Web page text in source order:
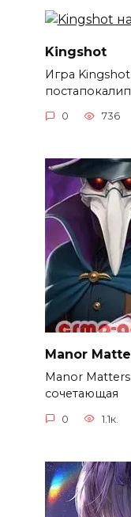
Kingshot
Игра
0 736
Manor
Manor
сочетающая
0 1.1к.